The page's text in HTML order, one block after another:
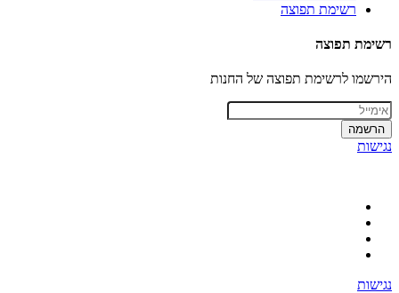
רשימת תפוצה
רשימת תפוצה
הירשמו לרשימת תפוצה של החנות
הרשמה
נגישות
נגישות